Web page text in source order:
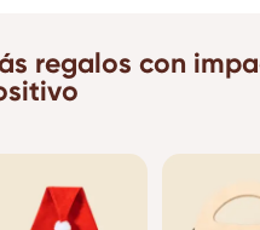
regalos con